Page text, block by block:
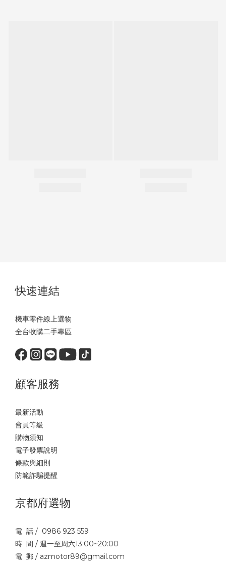
快速連結
機車零件線上選物
全台收購二手專區
顧客服務
最新活動
會員等級
購物須知
電子發票說明
條款與細則
防範詐騙提醒
京都府選物
電 話 / 0986 923 559
時 間 / 週一至周六13:00~20:00
電 郵 / azmotor89@gmail.com